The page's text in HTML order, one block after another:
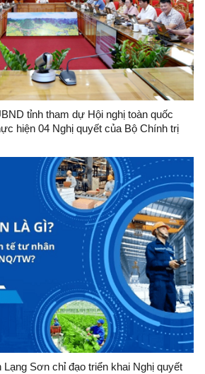
tỉnh tham dự Hội nghị toàn quốc
hiện 04 Nghị quyết của Bộ Chính trị
Lạng Sơn chỉ đạo triển khai Nghị quyết